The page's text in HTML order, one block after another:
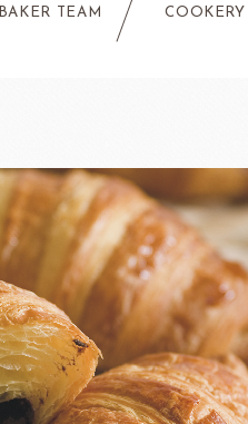
BAKER TEAM COOKERY